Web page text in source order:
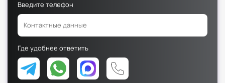
Юридический факультет
Факультет менеджмента и экономики
Факультет педагогики
Факультет психологии
Факультет рекламы и связей с общественностью
Введите телефон
Где удобнее ответить